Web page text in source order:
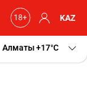
KAZ
Алматы+17 C